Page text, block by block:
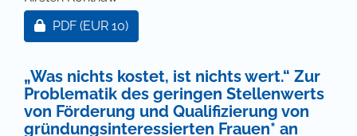
Zugang für Abonnent/innen oder durch Zahlung
PDF (EUR 10)
„Was nichts kostet, ist nichts wert.“ Zur
Problematik des geringen Stellenwerts
von Förderung und Qualifizierung von
gründungsinteressierten Frauen* an